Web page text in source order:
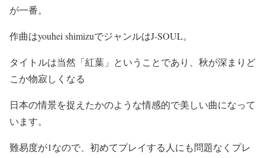
が一番。
作曲はyouhei shimizuでジャンルはJ-SOUL。
タイトルは当然「紅葉」ということであり、秋が深まりど
こか物寂しくなる
日本の情景を捉えたかのような情感的で美しい曲になって
います。
難易度が1なので、初めてプレイする人にも問題なくプレ